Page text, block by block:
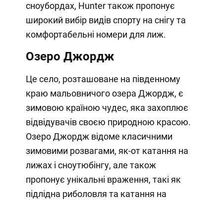
сноубордах, Hunter також пропонує
широкий вибір видів спорту на снігу та
комфортабельні номери для лиж.
Озеро Джордж
Це село, розташоване на південному
краю мальовничого озера Джордж, є
зимовою країною чудес, яка захоплює
відвідувачів своєю природною красою.
Озеро Джордж відоме класичними
зимовими розвагами, як-от катання на
лижах і сноутюбінгу, але також
пропонує унікальні враження, такі як
підлідна риболовля та катання на